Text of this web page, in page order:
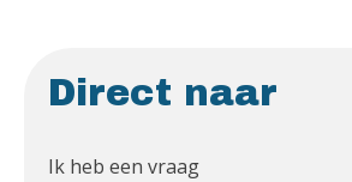
Direct naar
Ik heb een vraag